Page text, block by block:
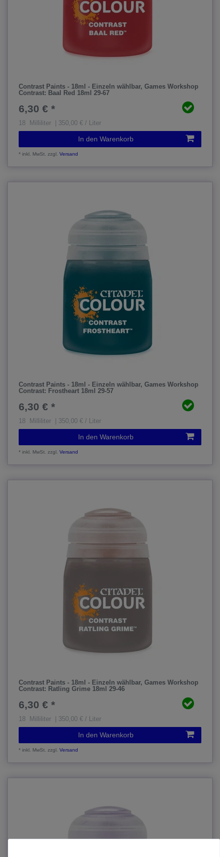
Contrast Paints - 18ml - Einzeln wählbar, Games Workshop
Contrast: Baal Red 18ml 29-67
6,30 € *
18 Milliliter | 350,00 € / Liter
In den Warenkorb
*inkl. MwSt. zzgl.Versand
Contrast Paints - 18ml - Einzeln wählbar, Games Workshop
Contrast: Frostheart 18ml 29-57
6,30 € *
18 Milliliter | 350,00 € / Liter
In den Warenkorb
*inkl. MwSt. zzgl.Versand
Contrast Paints - 18ml - Einzeln wählbar, Games Workshop
Contrast: Ratling Grime 18ml 29-46
6,30 € *
18 Milliliter | 350,00 € / Liter
In den Warenkorb
*inkl. MwSt. zzgl.Versand